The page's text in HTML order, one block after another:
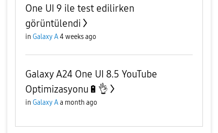
One UI 9 ile test edilirken
görüntülendi
in Galaxy A4 weeks ago
Galaxy A24 One UI 8.5 YouTube
Optimizasyonu🔋👌
in Galaxy Aa month ago